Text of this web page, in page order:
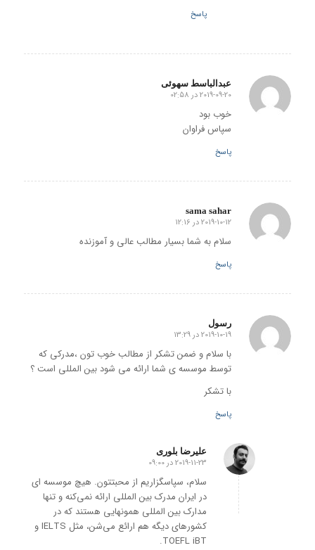
پاسخ
عبدالباسط سهوئی
گفته:
2019-09-20 در 02:58
خوب بود
سپاس فراوان
پاسخ
sama sahar
گفته:
2019-10-12 در 12:16
سلام به شما بسیار مطالب عالی و آموزنده
پاسخ
رسول
گفته:
2019-10-19 در 13:29
با سلام و ضمن تشکر از مطالب خوب تون ،مدرکی که
توسط موسسه ی شما ارائه می شود بین المللی است ؟
با تشکر
پاسخ
علیرضا بلوری
گفته:
2019-11-23 در 09:00
سلام، سپاسگزاریم از محبتتون. هیچ موسسه ای
در ایران مدرک بین المللی ارائه نمی‌کنه و تنها
مدارک بین المللی همونهایی هستند که در
کشورهای دیگه هم ارائع می‌شن، مثل IELTS و
TOEFL iBT.